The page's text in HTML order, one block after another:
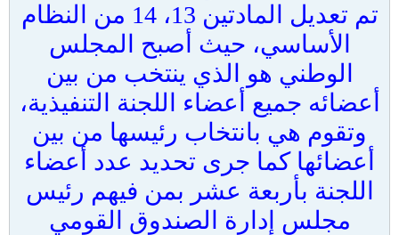
تم تعديل المادتين 13، 14 من النظام
الأساسي، حيث أصبح المجلس
الوطني هو الذي ينتخب من بين
أعضائه جميع أعضاء اللجنة التنفيذية،
وتقوم هي بانتخاب رئيسها من بين
أعضائها كما جرى تحديد عدد أعضاء
اللجنة بأربعة عشر بمن فيهم رئيس
مجلس إدارة الصندوق القومي